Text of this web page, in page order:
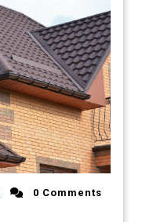
0 Comments